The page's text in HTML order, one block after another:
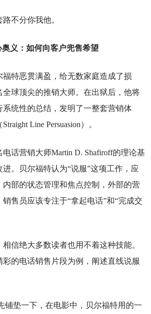
不分你我他。
奥义：如何向客户兜售希望
特恶贯满盈，给无数家庭造成了损
全球顶尖的推销大师。在出狱后，他将
系统性的总结，发明了一整套营销体
Line Persuasion）。
话营销大师Martin D. Shafiroff的理论基
。贝尔福特认为“说服”这项工作，应
部的状态管理和焦点控制，外部的营
售员应该专注于“拿起电话”和“完成交
相信绝大多数读者也用不着这种技能。
的电话销售片段为例，阐述直线说服
铺垫一下，在电影中，贝尔福特用的一